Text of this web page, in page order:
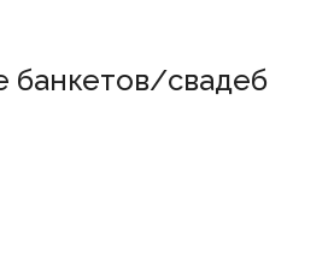
свадеб